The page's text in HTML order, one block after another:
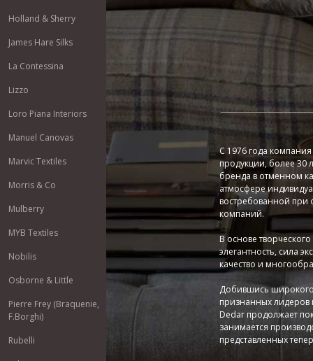
Holland & Sherry
James Hare Silks
La Contessina
Lizzo
Loro Piana Interiors
Manuel Canovas
Marvic Textiles
Morris & Co
Mulberry
MYB Textiles
Nobilis
Osborne & Little
Pierre Frey (Braquenie,
F.Borghi)
Rubelli
С 1976 года
продукции, более 30
бренда в отменном
атмосфере
востребованной при
компаний.
В основе
элегантность, сила
качество и
Добившись
признанных лидеров
Dedar продолжает
занимается
представленных